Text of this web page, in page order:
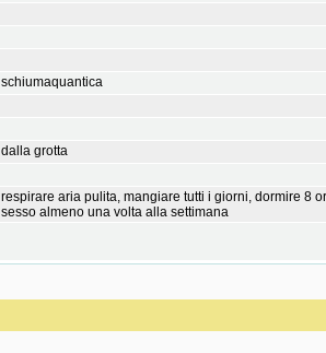
schiumaquantica
dalla grotta
respirare aria pulita, mangiare tutti i giorni, dormire 8
sesso almeno una volta alla settimana